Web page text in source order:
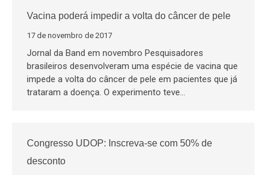
Vacina poderá impedir a volta do câncer de pele
17 de novembro de 2017
Jornal da Band em novembro Pesquisadores
brasileiros desenvolveram uma espécie de vacina que
impede a volta do câncer de pele em pacientes que já
trataram a doença. O experimento teve…
Congresso UDOP: Inscreva-se com 50% de
desconto